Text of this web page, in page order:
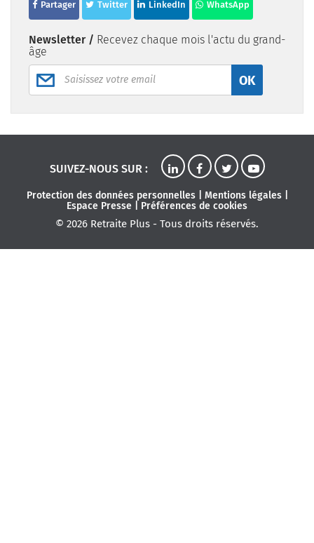
Partager Twitter LinkedIn WhatsApp
Newsletter / Recevez chaque mois l'actu du grand-
âge
OK
SUIVEZ-NOUS SUR :
Protection des données personnelles| Mentions légales|
Espace Presse
Préférences de cookies
© 2026 Retraite Plus - Tous droits réservés.